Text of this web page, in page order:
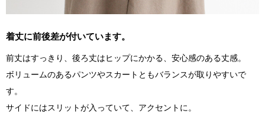
着丈に前後差が付いています。
前丈はすっきり、後ろ丈はヒップにかかる、安心感のある丈感。
ボリュームのあるパンツやスカートともバランスが取りやすいで
す。
サイドにはスリットが入っていて、アクセントに。